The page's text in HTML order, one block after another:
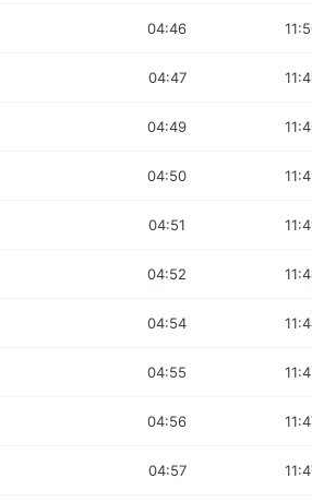
04:46
04:47
04:49
04:50
04:51
04:52
04:54
04:55
04:56
04:57